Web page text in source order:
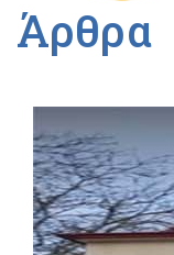
Άρθρα